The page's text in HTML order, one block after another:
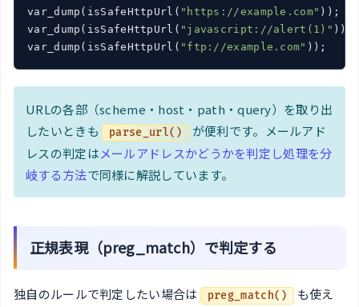
var_dump(isSafeHttpUrl( "https://example.com" ));
var_dump(isSafeHttpUrl( "javascript://alert(1)"
var_dump(isSafeHttpUrl( "ftp://example.com" ));
URLの各部（scheme・host・path・query）を取り出
したいときも
parse_url()
が便利です。メールアド
レスの判定はメールアドレスかどうかを判定し処理を分
岐する方法で同様に解説しています。
正規表現（preg_match）で判定する
独自のルールで判定したい場合は preg_match()
も使え